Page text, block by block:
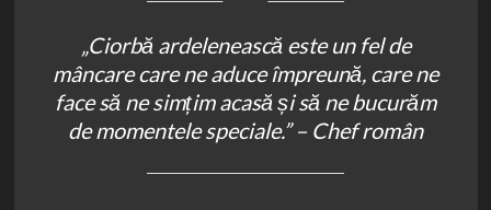
„Ciorbă ardelenească este un fel de
mâncare care ne aduce împreună, care ne
face să ne simțim acasă și să ne bucurăm
de momentele speciale.” – Chef român